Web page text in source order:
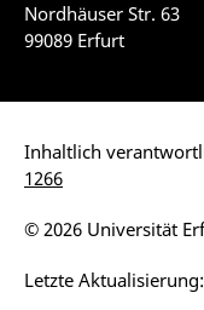
Nordhäuser Str. 63
99089 Erfurt
Inhaltlich
1266
Letzte
© 2026 Universität